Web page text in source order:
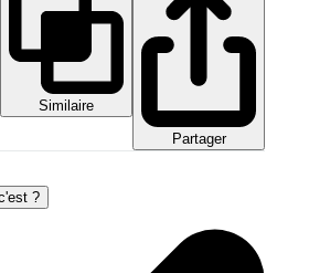
Similaire
Partager
?